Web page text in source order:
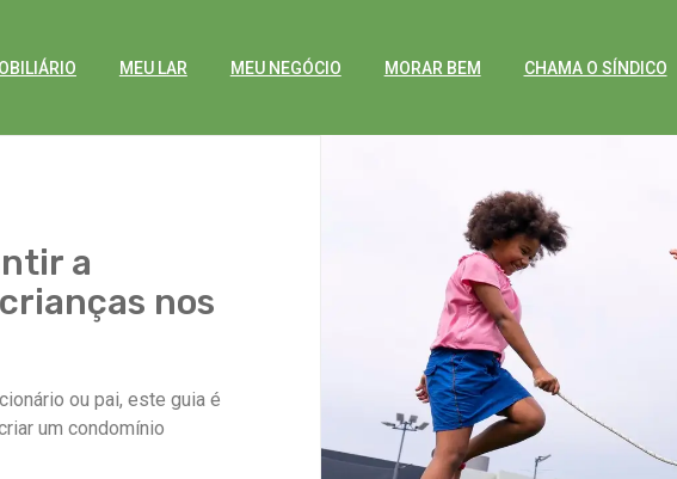
MEU LAR MEU NEGÓCIO MORAR BEM CHAMA O SÍNDICO
a
nos
ou pai, este guia é
um condomínio